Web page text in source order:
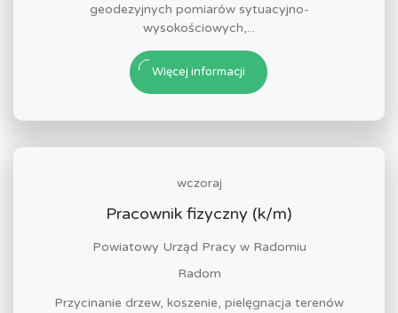
geodezyjnych pomiarów sytuacyjno-
wysokościowych,...
Więcej informacji
wczoraj
Pracownik fizyczny (k/m)
Powiatowy Urząd Pracy w Radomiu
Radom
Przycinanie drzew, koszenie, pielęgnacja terenów